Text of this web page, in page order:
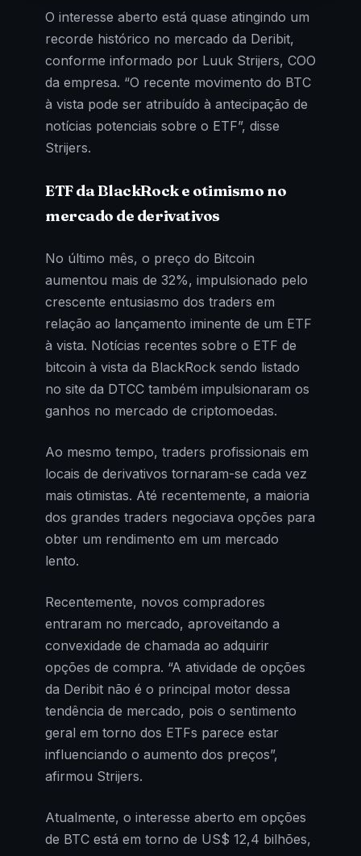
O interesse aberto está quase atingindo um
recorde histórico no mercado da Deribit,
conforme informado por Luuk Strijers, COO
da empresa. “O recente movimento do BTC
à vista pode ser atribuído à antecipação de
notícias potenciais sobre o ETF”, disse
Strijers.
ETF da BlackRock e otimismo no
mercado de derivativos
No último mês, o preço do Bitcoin
aumentou mais de 32%, impulsionado pelo
crescente entusiasmo dos traders em
relação ao lançamento iminente de um ETF
à vista. Notícias recentes sobre o ETF de
bitcoin à vista da BlackRock sendo listado
no site da DTCC também impulsionaram os
ganhos no mercado de criptomoedas.
Ao mesmo tempo, traders profissionais em
locais de derivativos tornaram-se cada vez
mais otimistas. Até recentemente, a maioria
dos grandes traders negociava opções para
obter um rendimento em um mercado
lento.
Recentemente, novos compradores
entraram no mercado, aproveitando a
convexidade de chamada ao adquirir
opções de compra. “A atividade de opções
da Deribit não é o principal motor dessa
tendência de mercado, pois o sentimento
geral em torno dos ETFs parece estar
influenciando o aumento dos preços”,
afirmou Strijers.
Atualmente, o interesse aberto em opções
de BTC está em torno de US$ 12,4 bilhões,